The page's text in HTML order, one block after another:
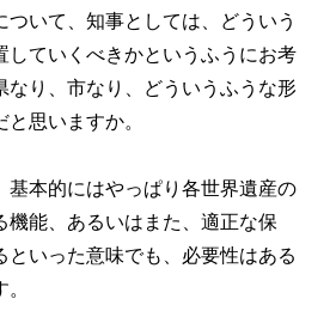
ついて、知事としては、どういう
していくべきかというふうにお考
なり、市なり、どういうふうな形
思いますか。
基本的にはやっぱり各世界遺産の
機能、あるいはまた、適正な保
といった意味でも、必要性はある